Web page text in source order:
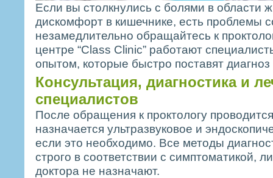
Если вы столкнулись с болями в области
дискомфорт в кишечнике, есть проблемы
незамедлительно обращайтесь к
центре “Class Clinic” работают
опытом, которые быстро поставят
Консультация, диагностика и
специалистов
После обращения к проктологу
назначается ультразвуковое и
если это необходимо. Все методы
строго в соответствии с симптоматикой,
доктора не назначают.